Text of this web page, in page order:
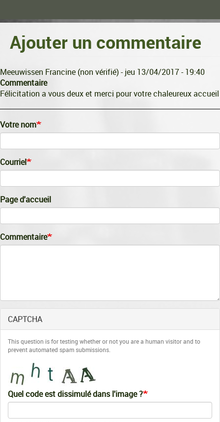
Ajouter un commentaire
Meeuwissen Francine (non vérifié)- jeu 13/04/2017 - 19:40
Commentaire
Félicitation a vous deux et merci pour votre chaleureux accueil
Votre nom
Courriel
Page d'accueil
Commentaire
CAPTCHA
This question is for testing whether or not you are a human visitor and to
prevent automated spam submissions.
Quel code est dissimulé dans l'image ?